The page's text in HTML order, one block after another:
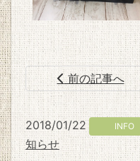
前の記事へ
2018/01/22 INFO
知らせ